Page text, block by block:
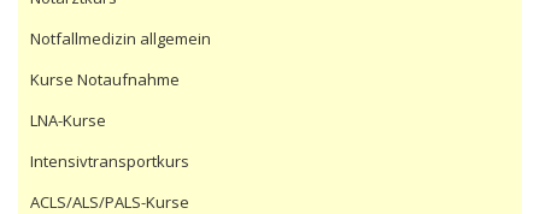
Notfallmedizin allgemein
Kurse Notaufnahme
LNA-Kurse
Intensivtransportkurs
ACLS/ALS/PALS-Kurse